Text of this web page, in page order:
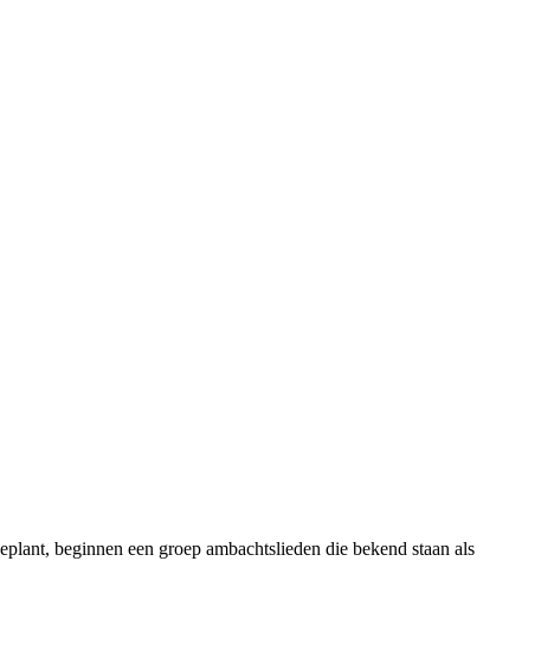
beginnen een groep ambachtslieden die bekend staan als